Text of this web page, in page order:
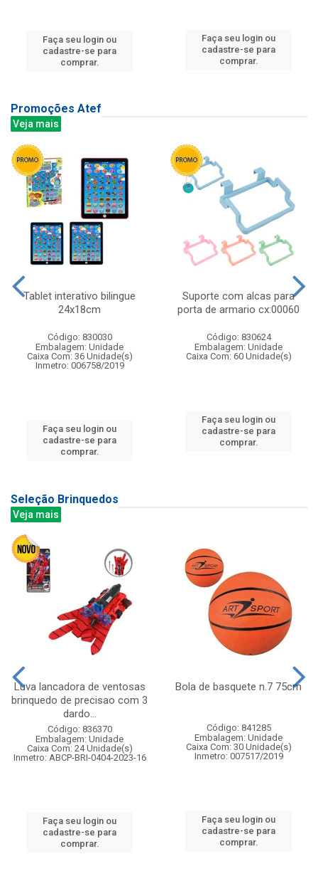
Faça seu login ou
cadastre-se para
comprar.
Faça seu login ou
cadastre-se para
comprar.
Promoções Atef
Veja mais
Tablet interativo bilingue
24x18cm
Código: 830030
Embalagem: Unidade
Caixa Com: 36 Unidade(s)
Inmetro: 006758/2019
Faça seu login ou
cadastre-se para
comprar.
Suporte com alcas para
porta de armario cx:00060
Código: 830624
Embalagem: Unidade
Caixa Com: 60 Unidade(s)
Faça seu login ou
cadastre-se para
comprar.
Seleção Brinquedos
Veja mais
Luva lancadora de ventosas
brinquedo de precisao com 3
dardo...
Código: 836370
Embalagem: Unidade
Caixa Com: 24 Unidade(s)
Inmetro: ABCP-BRI-0404-2023-16
Faça seu login ou
cadastre-se para
comprar.
Bola de basquete n.7 75cm
Código: 841285
Embalagem: Unidade
Caixa Com: 30 Unidade(s)
Inmetro: 007517/2019
Faça seu login ou
cadastre-se para
comprar.